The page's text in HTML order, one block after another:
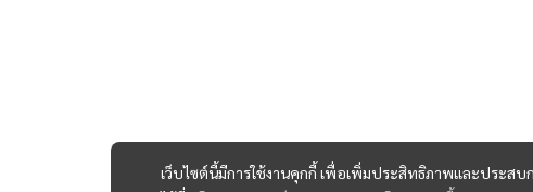
เว็บไซต์นี้มีการใช้งานคุกกี้ เพื่อเพิ่มประสิทธิภาพและประสบ